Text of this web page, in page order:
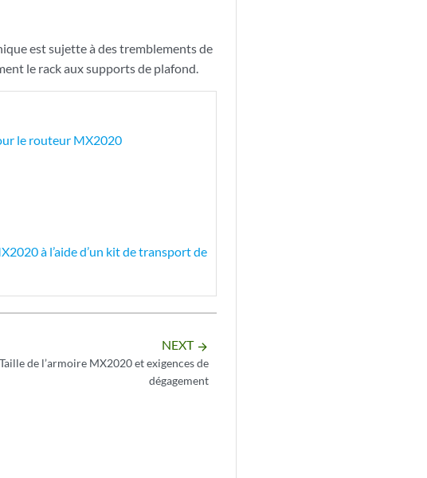
est sujette à des tremblements de
le rack aux supports de plafond.
le routeur MX2020
à l’aide d’un kit de transport de
NEXT arrow_forward
Taille de l’armoire MX2020 et exigences de
dégagement